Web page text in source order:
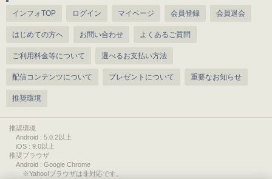
インフォTOP ログイン マイページ 会員登録 会員退会
はじめての方へ お問い合わせ よくあるご質問
ご利用料金等について 選べるお支払い方法
配信コンテンツについて プレゼントについて 重要なお知らせ
推奨環境
推奨環境
Android : 5.0.2以上
iOS : 9.0以上
推奨ブラウザ
Android : Google Chrome
※Yahoo!ブラウザは非対応です。